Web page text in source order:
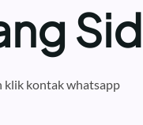
klik kontak whatsapp